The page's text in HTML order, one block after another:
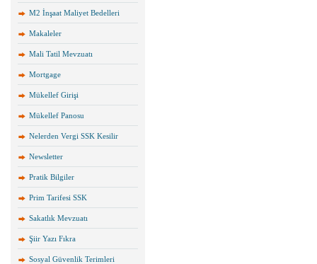
M2 İnşaat Maliyet Bedelleri
Makaleler
Mali Tatil Mevzuatı
Mortgage
Mükellef Girişi
Mükellef Panosu
Nelerden Vergi SSK Kesilir
Newsletter
Pratik Bilgiler
Prim Tarifesi SSK
Sakatlık Mevzuatı
Şiir Yazı Fıkra
Sosyal Güvenlik Terimleri